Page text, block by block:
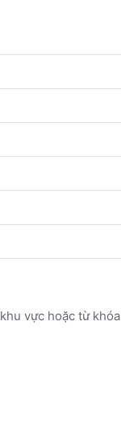
vực hoặc từ khóa